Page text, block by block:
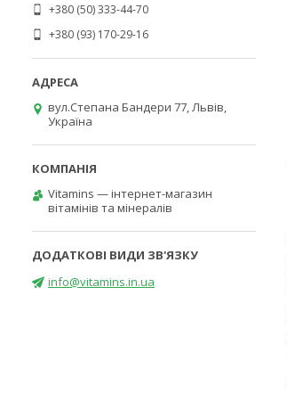
+380 (50) 333-44-70
+380 (93) 170-29-16
вул.Степана Бандери 77, Львів,
Україна
Vitamins — інтернет-магазин
вітамінів та мінералів
info@vitamins.in.ua